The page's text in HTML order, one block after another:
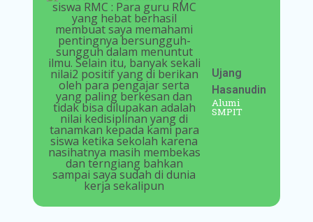
Ujang
Hasanudin
Alumi
SMPIT